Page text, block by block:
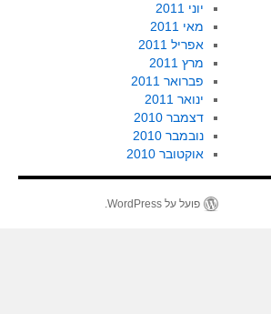
יוני 2011
מאי 2011
אפריל 2011
מרץ 2011
פברואר 2011
ינואר 2011
דצמבר 2010
נובמבר 2010
אוקטובר 2010
פועל על WordPress.